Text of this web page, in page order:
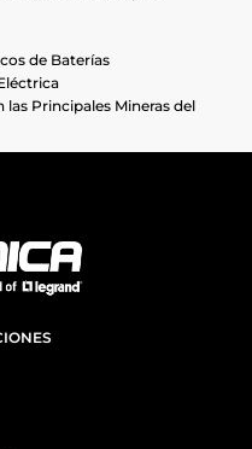
de Baterías
Principales Mineras del